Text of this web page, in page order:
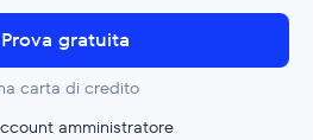
Prova gratuita
carta di credito
amministratore